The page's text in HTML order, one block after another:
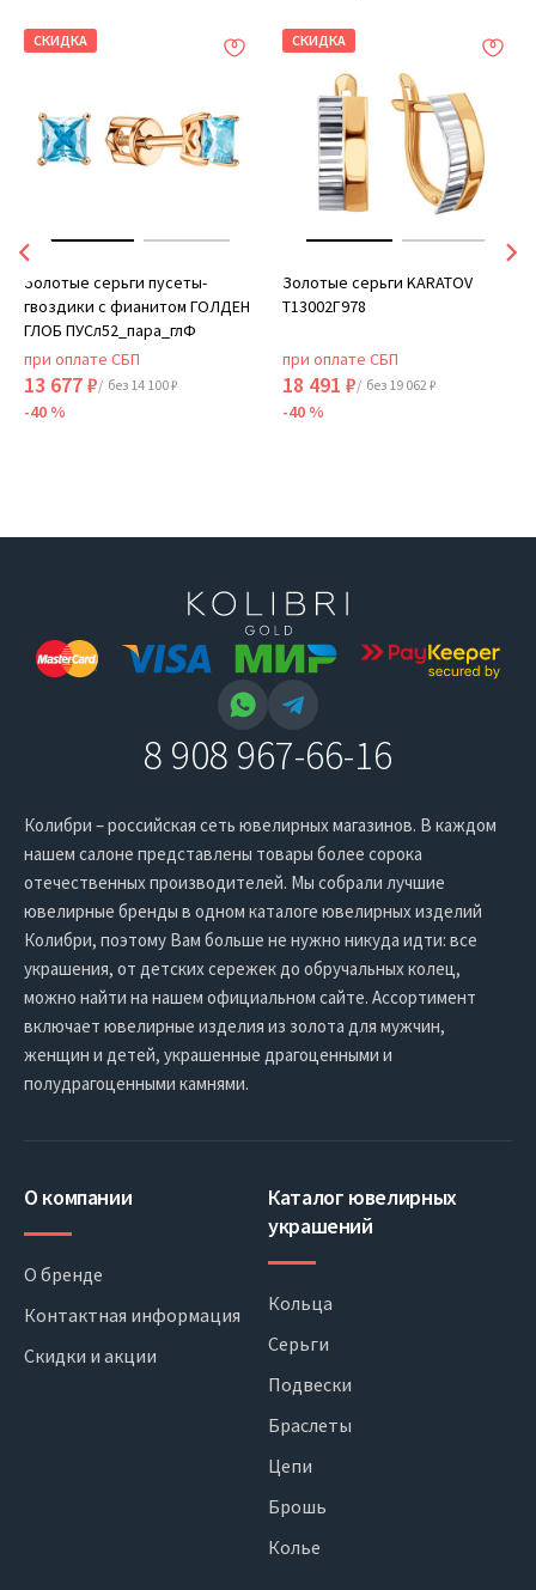
СКИДКА
Золотые серьги пусеты-
гвоздики с фианитом ГОЛДЕН
ГЛОБ ПУСл52_пара_глФ
при оплате СБП
13 677 ₽/ без 14 100 ₽
-40 %
СКИДКА
Золотые серьги KARATOV
Т13002Г978
при оплате СБП
18 491 ₽/ без 19 062 ₽
-40 %
8 908 967-66-16
Колибри – российская сеть ювелирных магазинов. В каждом
нашем салоне представлены товары более сорока
отечественных производителей. Мы собрали лучшие
ювелирные бренды в одном каталоге ювелирных изделий
Колибри, поэтому Вам больше не нужно никуда идти: все
украшения, от детских сережек до обручальных колец,
можно найти на нашем официальном сайте. Ассортимент
включает ювелирные изделия из золота для мужчин,
женщин и детей, украшенные драгоценными и
полудрагоценными камнями.
О компании
О бренде
Контактная информация
Скидки и акции
Каталог ювелирных
украшений
Кольца
Серьги
Подвески
Браслеты
Цепи
Брошь
Колье